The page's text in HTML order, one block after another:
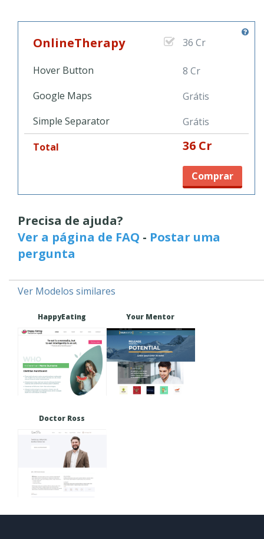
OnlineTherapy 36 Cr
Hover Button
8 Cr
Google Maps
Grátis
Simple Separator
Grátis
Total
36 Cr
Comprar
Precisa de ajuda?
Ver a página de FAQ - Postar uma
pergunta
Ver Modelos similares
HappyEating Your Mentor
Doctor Ross